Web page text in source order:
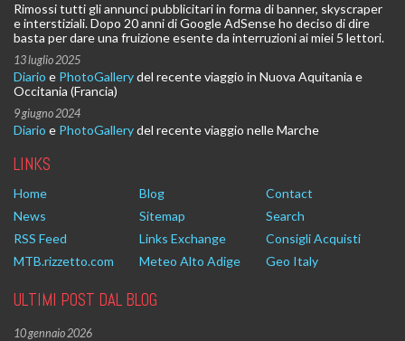
Rimossi tutti gli annunci pubblicitari in forma di banner, skyscraper
e interstiziali. Dopo 20 anni di Google AdSense ho deciso di dire
basta per dare una fruizione esente da interruzioni ai miei 5 lettori.
13 luglio 2025
Diario e PhotoGallerydel recente viaggio in Nuova Aquitania e
Occitania (Francia)
9 giugno 2024
Diario e PhotoGallerydel recente viaggio nelle Marche
LINKS
Home Blog
Contact
News
Sitemap
Search
RSS Feed
Links Exchange
Consigli Acquisti
MTB.rizzetto.com
Meteo Alto Adige Geo Italy
ULTIMI POST DAL BLOG
10 gennaio 2026